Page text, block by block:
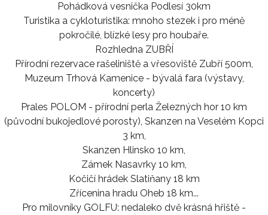
Pohádková vesnička Podlesí 30km
Turistika a cykloturistika: mnoho stezek i pro méně
pokročilé, blízké lesy pro houbaře.
Rozhledna ZUBŘÍ
Přírodní rezervace rašeliniště a vřesoviště Zubří 500m,
Muzeum Trhová Kamenice - bývalá fara (výstavy,
koncerty)
Prales POLOM - přírodní perla Železných hor 10 km
(původní bukojedlové porosty), Skanzen na Veselém Kopci
3 km,
Skanzen Hlinsko 10 km,
Zámek Nasavrky 10 km,
Kočičí hrádek Slatiňany 18 km
Zřícenina hradu Oheb 18 km...
Pro milovníky GOLFU: nedaleko dvě krásná hřiště -